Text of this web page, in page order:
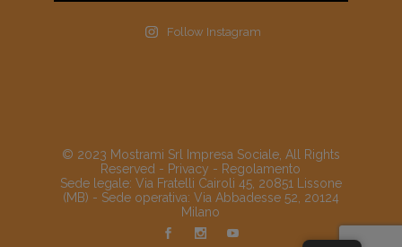
Follow Instagram
© 2023 Mostrami Srl Impresa Sociale, All Rights
Reserved - Privacy - Regolamento
Sede legale: Via Fratelli Cairoli 45, 20851 Lissone
(MB) - Sede operativa: Via Abbadesse 52, 20124
Milano